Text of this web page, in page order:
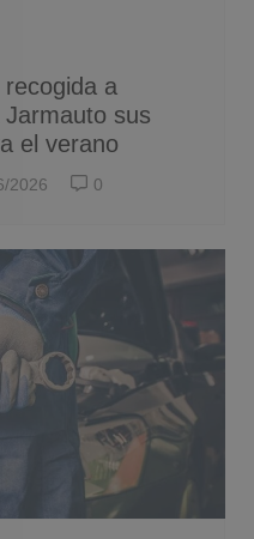
a
sus
el verano
2026 0